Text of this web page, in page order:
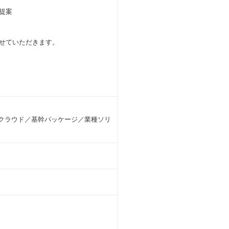
案
ていただきます。
ウド／基幹パッケージ／業種ソリ